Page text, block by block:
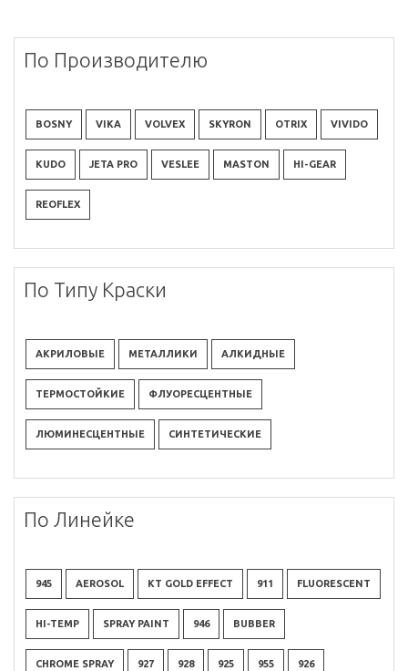
По Производителю
BOSNY VIKA VOLVEX SKYRON OTRIX VIVIDO
KUDO JETA PRO VESLEE MASTON HI-GEAR
REOFLEX
По Типу Краски
АКРИЛОВЫЕ МЕТАЛЛИКИ АЛКИДНЫЕ
ТЕРМОСТОЙКИЕ ФЛУОРЕСЦЕНТНЫЕ
ЛЮМИНЕСЦЕНТНЫЕ СИНТЕТИЧЕСКИЕ
По Линейке
945 AEROSOL KT GOLD EFFECT 911 FLUORESCENT
HI-TEMP SPRAY PAINT 946 BUBBER
CHROME SPRAY 927 928 925 955 926